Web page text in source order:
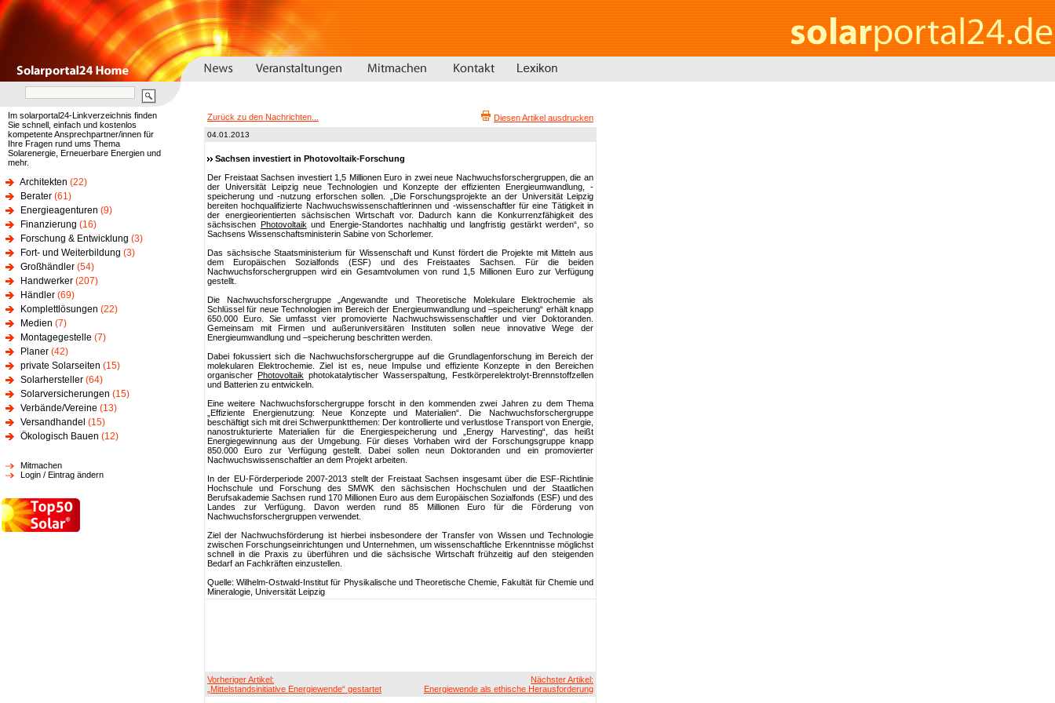
Im solarportal24-Linkverzeichnis finden
Sie schnell, einfach und kostenlos
kompetente Ansprechpartner/innen für
Ihre Fragen rund ums Thema
Solarenergie, Erneuerbare Energien und
mehr.
Architekten (22)
Berater (61)
Energieagenturen (9)
Finanzierung (16)
Forschung & Entwicklung (3)
Fort- und Weiterbildung (3)
Großhändler (54)
Handwerker (207)
Händler (69)
Komplettlösungen (22)
Medien (7)
Montagegestelle (7)
Planer (42)
private Solarseiten (15)
Solarhersteller (64)
Solarversicherungen (15)
Verbände/Vereine (13)
Versandhandel (15)
Ökologisch Bauen (12)
Mitmachen
Login / Eintrag ändern
Zurück zu den Nachrichten... Diesen Artikel ausdrucken
04.01.2013
Sachsen investiert in Photovoltaik-Forschung
Der Freistaat Sachsen investiert 1,5 Millionen Euro in zwei neue Nachwuchsforschergruppen, die an
der Universität Leipzig neue Technologien und Konzepte der effizienten Energieumwandlung, -
speicherung und -nutzung erforschen sollen. „Die Forschungsprojekte an der Universität Leipzig
bereiten hochqualifizierte Nachwuchswissenschaftlerinnen und -wissenschaftler für eine Tätigkeit in
der energieorientierten sächsischen Wirtschaft vor. Dadurch kann die Konkurrenzfähigkeit des
sächsischen Photovoltaik und Energie-Standortes nachhaltig und langfristig gestärkt werden“, so
Sachsens Wissenschaftsministerin Sabine von Schorlemer.
Das sächsische Staatsministerium für Wissenschaft und Kunst fördert die Projekte mit Mitteln aus
dem Europäischen Sozialfonds (ESF) und des Freistaates Sachsen. Für die beiden
Nachwuchsforschergruppen wird ein Gesamtvolumen von rund 1,5 Millionen Euro zur Verfügung
gestellt.
Die Nachwuchsforschergruppe „Angewandte und Theoretische Molekulare Elektrochemie als
Schlüssel für neue Technologien im Bereich der Energieumwandlung und –speicherung“ erhält knapp
650.000 Euro. Sie umfasst vier promovierte Nachwuchswissenschaftler und vier Doktoranden.
Gemeinsam mit Firmen und außeruniversitären Instituten sollen neue innovative Wege der
Energieumwandlung und –speicherung beschritten werden.
Dabei fokussiert sich die Nachwuchsforschergruppe auf die Grundlagenforschung im Bereich der
molekularen Elektrochemie. Ziel ist es, neue Impulse und effiziente Konzepte in den Bereichen
organischer Photovoltaik photokatalytischer Wasserspaltung, Festkörperelektrolyt-Brennstoffzellen
und Batterien zu entwickeln.
Eine weitere Nachwuchsforschergruppe forscht in den kommenden zwei Jahren zu dem Thema
„Effiziente Energienutzung: Neue Konzepte und Materialien“. Die Nachwuchsforschergruppe
beschäftigt sich mit drei Schwerpunktthemen: Der kontrollierte und verlustlose Transport von Energie,
nanostrukturierte Materialien für die Energiespeicherung und „Energy Harvesting“, das heißt
Energiegewinnung aus der Umgebung. Für dieses Vorhaben wird der Forschungsgruppe knapp
850.000 Euro zur Verfügung gestellt. Dabei sollen neun Doktoranden und ein promovierter
Nachwuchswissenschaftler an dem Projekt arbeiten.
In der EU-Förderperiode 2007-2013 stellt der Freistaat Sachsen insgesamt über die ESF-Richtlinie
Hochschule und Forschung des SMWK den sächsischen Hochschulen und der Staatlichen
Berufsakademie Sachsen rund 170 Millionen Euro aus dem Europäischen Sozialfonds (ESF) und des
Landes zur Verfügung. Davon werden rund 85 Millionen Euro für die Förderung von
Nachwuchsforschergruppen verwendet.
Ziel der Nachwuchsförderung ist hierbei insbesondere der Transfer von Wissen und Technologie
zwischen Forschungseinrichtungen und Unternehmen, um wissenschaftliche Erkenntnisse möglichst
schnell in die Praxis zu überführen und die sächsische Wirtschaft frühzeitig auf den steigenden
Bedarf an Fachkräften einzustellen.
Quelle: Wilhelm-Ostwald-Institut für Physikalische und Theoretische Chemie, Fakultät für Chemie und
Mineralogie, Universität Leipzig
Vorheriger Artikel:
„Mittelstandsinitiative Energiewende“ gestartet
Nächster Artikel:
Energiewende als ethische Herausforderung